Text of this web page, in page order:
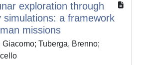
exploration through
simulations: a framework
missions
Tuberga, Brenno;